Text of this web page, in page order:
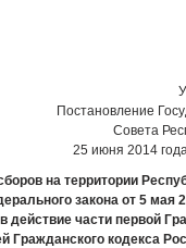
Постановление
Совета
25 июня 2014
на территории
закона от 5 мая
части первой
Гражданского кодекса